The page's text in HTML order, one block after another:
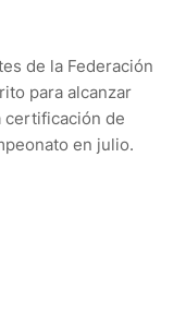
de la Federación
para alcanzar
certificación de
en julio.